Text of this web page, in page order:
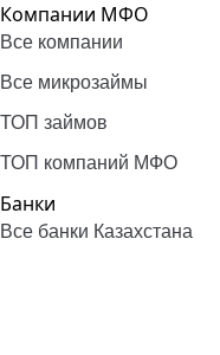
Компании МФО
Все компании
Все микрозаймы
ТОП займов
ТОП компаний МФО
Банки
Все банки Казахстана